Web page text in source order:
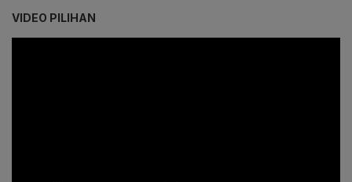
VIDEO PILIHAN